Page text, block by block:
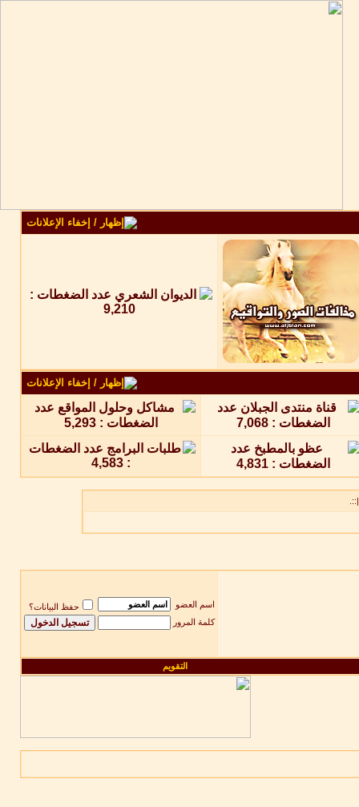
اسم العضو
حفظ البيانات؟
كلمة المرور
التقويم